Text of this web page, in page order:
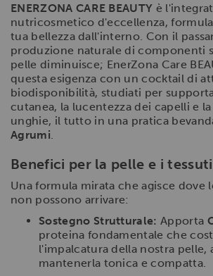
ENERZONA CARE BEAUTY è
nutricosmetico d'eccellenza,
tua bellezza dall'interno. Con il
produzione naturale di componenti
pelle diminuisce; EnerZona Care
questa esigenza con un cocktail di
biodisponibilità, studiati per
cutanea, la lucentezza dei capelli e
unghie, il tutto in una pratica
Agrumi
Benefici per la pelle e i tessuti
Una formula mirata che agisce dove
non possono arrivare:
Sostegno Strutturale: Apporta
proteina fondamentale che
l'impalcatura della nostra pelle,
mantenerla tonica e compatta.